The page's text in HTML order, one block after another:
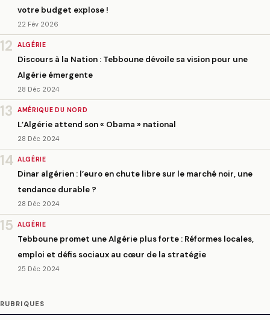
votre budget explose !
22 Fév 2026
12 ALGÉRIE
Discours à la Nation : Tebboune dévoile sa vision pour une
Algérie émergente
28 Déc 2024
13 AMÉRIQUE DU NORD
L’Algérie attend son « Obama » national
28 Déc 2024
14 ALGÉRIE
Dinar algérien : l’euro en chute libre sur le marché noir, une
tendance durable ?
28 Déc 2024
15 ALGÉRIE
Tebboune promet une Algérie plus forte : Réformes locales,
emploi et défis sociaux au cœur de la stratégie
25 Déc 2024
RUBRIQUES